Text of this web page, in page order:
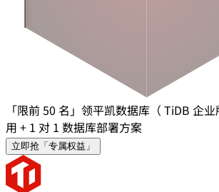
「限前 50 名」领平凯数据库（ TiDB 企
用 + 1 对 1 数据库部署方案
立即抢「专属权益」